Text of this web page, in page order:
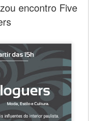
encontro Five